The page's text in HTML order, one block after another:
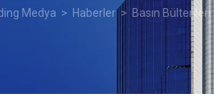
Medya > Haberler> Basın Bültenleri